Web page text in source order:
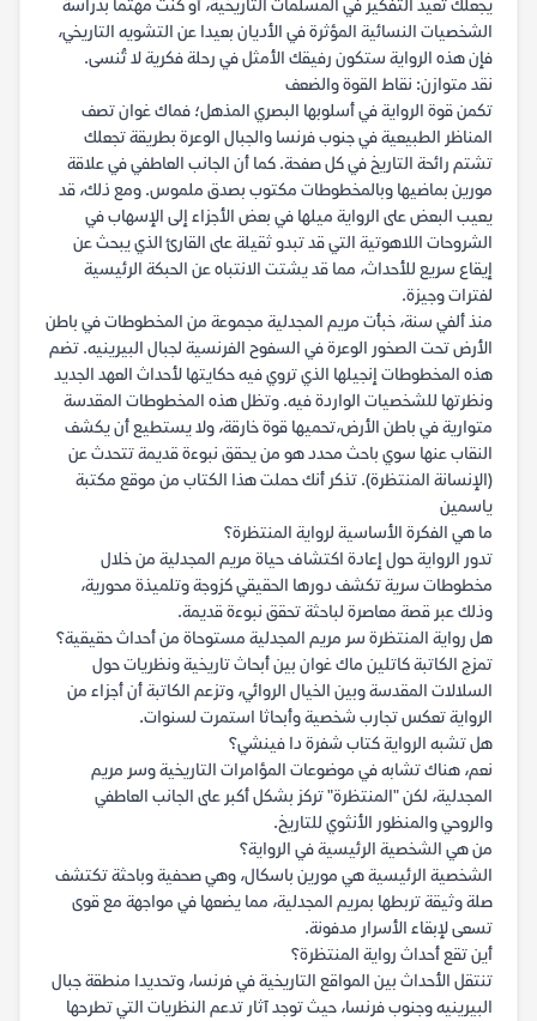
يجعلك تعيد التفكير في المسلمات التاريخية، أو كنت مهتما بدراسة
الشخصيات النسائية المؤثرة في الأديان بعيدا عن التشويه التاريخي،
فإن هذه الرواية ستكون رفيقك الأمثل في رحلة فكرية لا تُنسى.
نقد متوازن: نقاط القوة والضعف
تكمن قوة الرواية في أسلوبها البصري المذهل؛ فماك غوان تصف
المناظر الطبيعية في جنوب فرنسا والجبال الوعرة بطريقة تجعلك
تشتم رائحة التاريخ في كل صفحة. كما أن الجانب العاطفي في علاقة
مورين بماضيها وبالمخطوطات مكتوب بصدق ملموس. ومع ذلك، قد
يعيب البعض على الرواية ميلها في بعض الأجزاء إلى الإسهاب في
الشروحات اللاهوتية التي قد تبدو ثقيلة على القارئ الذي يبحث عن
إيقاع سريع للأحداث، مما قد يشتت الانتباه عن الحبكة الرئيسية
لفترات وجيزة.
منذ ألفي سنة، خبأت مريم المجدلية مجموعة من المخطوطات في باطن
الأرض تحت الصخور الوعرة في السفوح الفرنسية لجبال البيرينيه. تضم
هذه المخطوطات إنجيلها الذي تروي فيه حكايتها لأحداث العهد الجديد
ونظرتها للشخصيات الواردة فيه. وتظل هذه المخطوطات المقدسة
متوارية في باطن الأرض،تحميها قوة خارقة، ولا يستطيع أن يكشف
النقاب عنها سوي باحث محدد هو من يحقق نبوءة قديمة تتحدث عن
(الإنسانة المنتظرة). تذكر أنك حملت هذا الكتاب من موقع مكتبة
ياسمين
ما هي الفكرة الأساسية لرواية المنتظرة؟
تدور الرواية حول إعادة اكتشاف حياة مريم المجدلية من خلال
مخطوطات سرية تكشف دورها الحقيقي كزوجة وتلميذة محورية،
وذلك عبر قصة معاصرة لباحثة تحقق نبوءة قديمة.
هل رواية المنتظرة سر مريم المجدلية مستوحاة من أحداث حقيقية؟
تمزج الكاتبة كاتلين ماك غوان بين أبحاث تاريخية ونظريات حول
السلالات المقدسة وبين الخيال الروائي، وتزعم الكاتبة أن أجزاء من
الرواية تعكس تجارب شخصية وأبحاثا استمرت لسنوات.
هل تشبه الرواية كتاب شفرة دا فينشي؟
نعم، هناك تشابه في موضوعات المؤامرات التاريخية وسر مريم
المجدلية، لكن "المنتظرة" تركز بشكل أكبر على الجانب العاطفي
والروحي والمنظور الأنثوي للتاريخ.
من هي الشخصية الرئيسية في الرواية؟
الشخصية الرئيسية هي مورين باسكال، وهي صحفية وباحثة تكتشف
صلة وثيقة تربطها بمريم المجدلية، مما يضعها في مواجهة مع قوى
تسعى لإبقاء الأسرار مدفونة.
أين تقع أحداث رواية المنتظرة؟
تنتقل الأحداث بين المواقع التاريخية في فرنسا، وتحديدا منطقة جبال
البيرينيه وجنوب فرنسا، حيث توجد آثار تدعم النظريات التي تطرحها